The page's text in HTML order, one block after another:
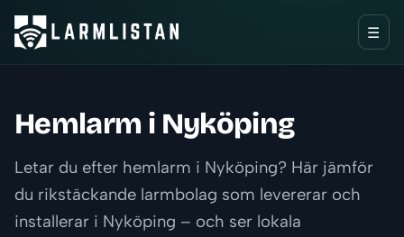
☰
Hemlarm i Nyköping
Letar du efter hemlarm i Nyköping? Här jämför
du rikstäckande larmbolag som levererar och
installerar i Nyköping – och ser lokala